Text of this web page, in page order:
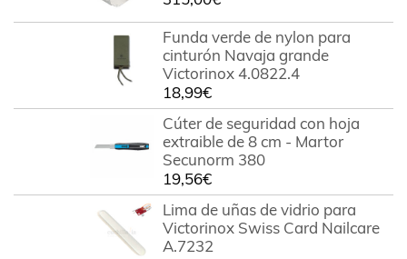
Funda verde de nylon para
cinturón Navaja grande
Victorinox 4.0822.4
18,99€
Cúter de seguridad con hoja
extraible de 8 cm - Martor
Secunorm 380
19,56€
Lima de uñas de vidrio para
Victorinox Swiss Card Nailcare
A.7232